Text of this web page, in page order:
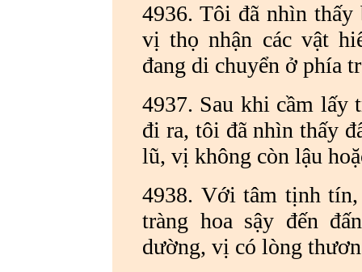
4936. Tôi đã nhìn thấy
vị thọ nhận các vật
đang di chuyển ở phía
4937. Sau khi cầm lấy
đi ra, tôi đã nhìn thấy
lũ, vị không còn lậu
4938. Với tâm tịnh
tràng hoa sậy đến
dường, vị có lòng